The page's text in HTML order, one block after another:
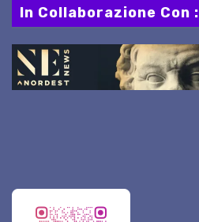
In Collaborazione Con :